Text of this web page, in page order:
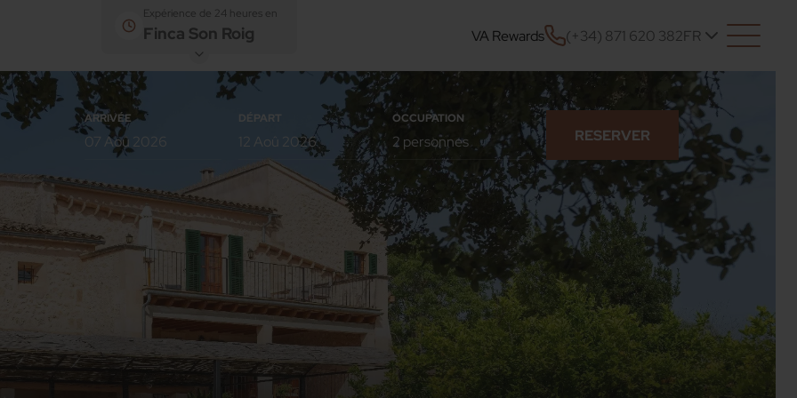
Expérience de 24 heures en
Finca Son Roig VA Rewards (+34) 871 620 382FR
ARRIVÉE DÉPART OCCUPATION
Chambres Adultes Enfants
Chambres 1
Ajouter une chambre CONFIRMER
RESERVER